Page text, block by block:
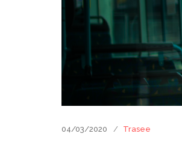
04/03/2020 Trasee